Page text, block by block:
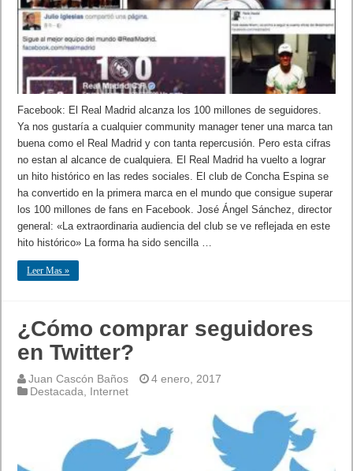
Facebook: El Real Madrid alcanza los 100 millones de seguidores.
Ya nos gustaría a cualquier community manager tener una marca tan
buena como el Real Madrid y con tanta repercusión. Pero esta cifras
no estan al alcance de cualquiera. El Real Madrid ha vuelto a lograr
un hito histórico en las redes sociales. El club de Concha Espina se
ha convertido en la primera marca en el mundo que consigue superar
los 100 millones de fans en Facebook. José Ángel Sánchez, director
general: «La extraordinaria audiencia del club se ve reflejada en este
hito histórico» La forma ha sido sencilla …
Leer Mas »
¿Cómo comprar seguidores
en Twitter?
Juan Cascón Baños
4 enero, 2017
Destacada
Internet